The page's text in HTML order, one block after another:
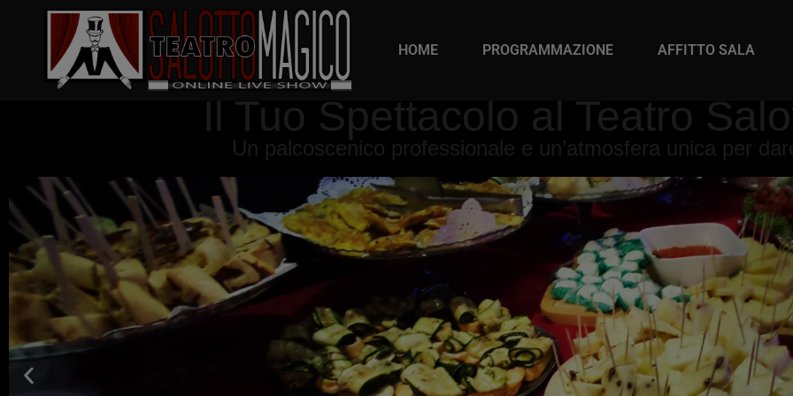
HOME PROGRAMMAZIONE AFFITTO SALA
Il Tuo Spettacolo al Teatro
Un palcoscenico professionale e un’atmosfera unica per